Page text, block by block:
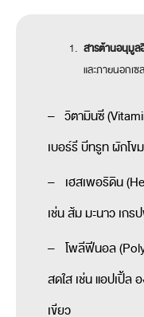
สารต้านอนุมูล
และภายนอกเซ
– วิตามินซี
เบอร์รี บีทรูท ผักโข
– เฮสเพอริดิน
เช่น ส้ม มะนาว เกร
– โพลีฟีนอล
สดใส เช่น แอปเปิ้ล
เขียว